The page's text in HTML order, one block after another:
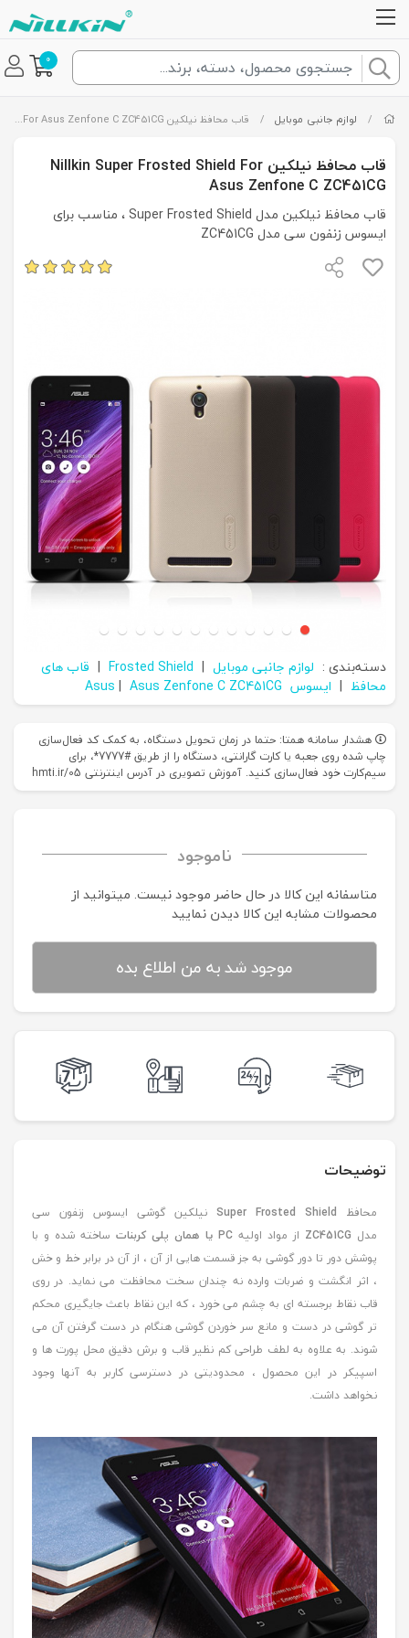
0
/ لوازم جانبی موبایل / قاب محافظ نیلکین Nillkin Super Frosted Shield For Asus Zenfone C ZC451CG
قاب محافظ نیلکین Nillkin Super Frosted Shield For
Asus Zenfone C ZC451CG
قاب محافظ نیلکین مدل Super Frosted Shield ، مناسب برای
ایسوس زنفون سی مدل ZC451CG
دسته‌بندی : لوازم جانبی موبایل |
Frosted Shield
| قاب های
محافظ | ایسوس Asus | Asus Zenfone C ZC451CG
هشدار سامانه همتا: حتما در زمان تحویل دستگاه، به کمک کد فعال‌سازی
چاپ شده روی جعبه یا کارت گارانتی، دستگاه را از طریق #7777*، برای
سیم‌کارت خود فعال‌سازی کنید. آموزش تصویری در آدرس اینترنتی hmti.ir/05
ناموجود
متاسفانه این کالا در حال حاضر موجود نیست. می‍توانید از
محصولات مشابه این کالا دیدن نمایید
موجود شد به من اطلاع بده
توضیحات
محافظ Super Frosted Shield نیلکین گوشی ایسوس زنفون سی
مدل ZC451CG از مواد اولیهPC یا همان پلی کربنات
ساخته شده و با
پوشش دور تا دور گوشی به جز قسمت هایی از آن ، از آن در برابر خط و خش
، اثر انگشت و ضربات وارده نه چندان سخت محافظت می نماید. در روی
قاب نقاط برجسته ای به چشم می خورد ، که این نقاط باعث جایگیری محکم
تر گوشی در دست و مانع سر خوردن گوشی هنگام در دست گرفتن آن می
شوند. به علاوه به لطف طراحی کم نظیر قاب و برش دقیق محل پورت ها و
اسپیکر در این محصول ، محدودیتی در دسترسی کاربر به آنها وجود
نخواهد داشت.